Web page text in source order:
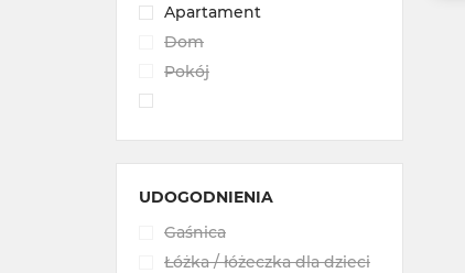
Apartament
Dom
Pokój
UDOGODNIENIA
Gaśnica
Łóżka / łóżeczka dla dzieci